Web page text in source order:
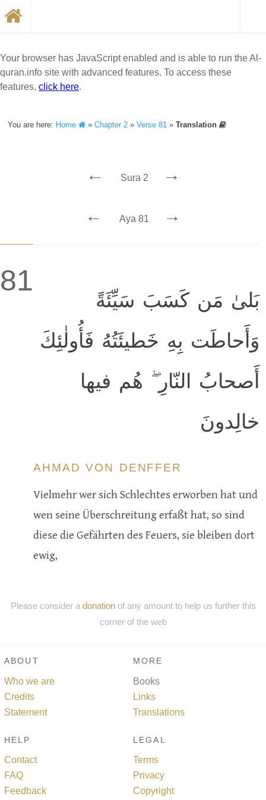
Your browser has JavaScript enabled and is able to run the Al-
quran.info site with advanced features. To access these
features, click here.
You are here: Home »Chapter 2 »Verse 81 »Translation
← Sura 2 →
← Aya 81 →
81
بَلىٰ مَن كَسَبَ سَيِّئَةً
وَأَحاطَت بِهِ خَطيئَتُهُ فَأُولٰئِكَ
أَصحابُ النّارِ ۖ هُم فيها
خالِدونَ
AHMAD VON DENFFER
Vielmehr wer sich Schlechtes erworben hat und
wen seine Überschreitung erfaßt hat, so sind
diese die Gefährten des Feuers, sie bleiben dort
ewig,
Please consider a donationof any amount to help us further this
corner of the web
ABOUT
Who we are
Credits
Statement
MORE
Books
Links
Translations
HELP
Contact
FAQ
Feedback
LEGAL
Terms
Privacy
Copyright